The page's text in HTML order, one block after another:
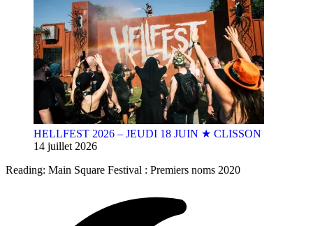
HELLFEST 2026 – JEUDI 18 JUIN ★ CLISSON
14 juillet 2026
Reading: Main Square Festival : Premiers noms 2020